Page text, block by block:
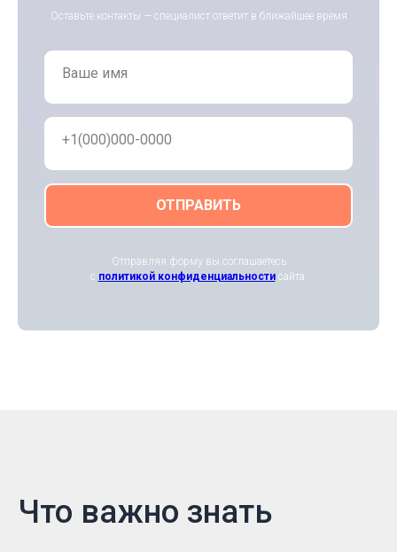
Оставьте контакты — специалист ответит в ближайшее время
Ваше имя
+1(000)000-0000
ОТПРАВИТЬ
Отправляя форму вы соглашаетесь
с политикой конфиденциальности сайта.
Что важно знать